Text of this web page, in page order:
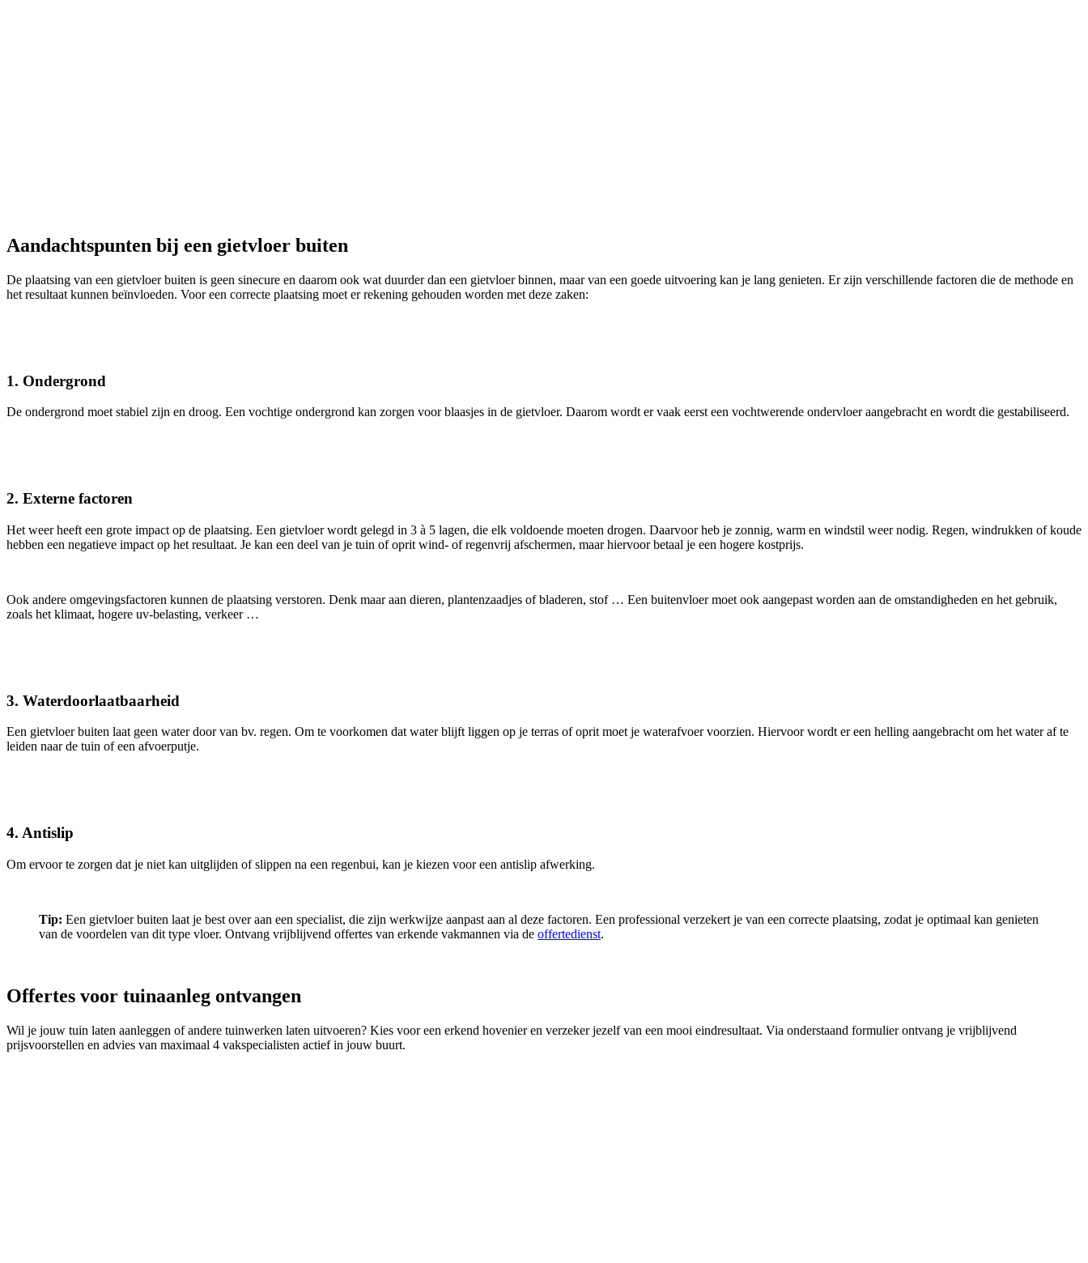
Aandachtspunten bij een gietvloer buiten
De plaatsing van een gietvloer buiten is geen sinecure en daarom ook wat duurder dan een gietvloer binnen, maar van een goede uitvoering kan je lang genieten. Er zijn verschillende factoren die de methode en
het resultaat kunnen beïnvloeden. Voor een correcte plaatsing moet er rekening gehouden worden met deze zaken:
1. Ondergrond
De ondergrond moet stabiel zijn en droog. Een vochtige ondergrond kan zorgen voor blaasjes in de gietvloer. Daarom wordt er vaak eerst een vochtwerende ondervloer aangebracht en wordt die gestabiliseerd.
2. Externe factoren
Het weer heeft een grote impact op de plaatsing. Een gietvloer wordt gelegd in 3 à 5 lagen, die elk voldoende moeten drogen. Daarvoor heb je zonnig, warm en windstil weer nodig. Regen, windrukken of koude
hebben een negatieve impact op het resultaat. Je kan een deel van je tuin of oprit wind- of regenvrij afschermen, maar hiervoor betaal je een hogere kostprijs.
Ook andere omgevingsfactoren kunnen de plaatsing verstoren. Denk maar aan dieren, plantenzaadjes of bladeren, stof … Een buitenvloer moet ook aangepast worden aan de omstandigheden en het gebruik,
zoals het klimaat, hogere uv-belasting, verkeer …
3. Waterdoorlaatbaarheid
Een gietvloer buiten laat geen water door van bv. regen. Om te voorkomen dat water blijft liggen op je terras of oprit moet je waterafvoer voorzien. Hiervoor wordt er een helling aangebracht om het water af te
leiden naar de tuin of een afvoerputje.
4. Antislip
Om ervoor te zorgen dat je niet kan uitglijden of slippen na een regenbui, kan je kiezen voor een antislip afwerking.
Tip: Een gietvloer buiten laat je best over aan een specialist, die zijn werkwijze aanpast aan al deze factoren. Een professional verzekert je van een correcte plaatsing, zodat je optimaal kan genieten
van de voordelen van dit type vloer. Ontvang vrijblijvend offertes van erkende vakmannen via de offertedienst.
Offertes voor tuinaanleg ontvangen
Wil je jouw tuin laten aanleggen of andere tuinwerken laten uitvoeren? Kies voor een erkend hovenier en verzeker jezelf van een mooi eindresultaat. Via onderstaand formulier ontvang je vrijblijvend
prijsvoorstellen en advies van maximaal 4 vakspecialisten actief in jouw buurt.